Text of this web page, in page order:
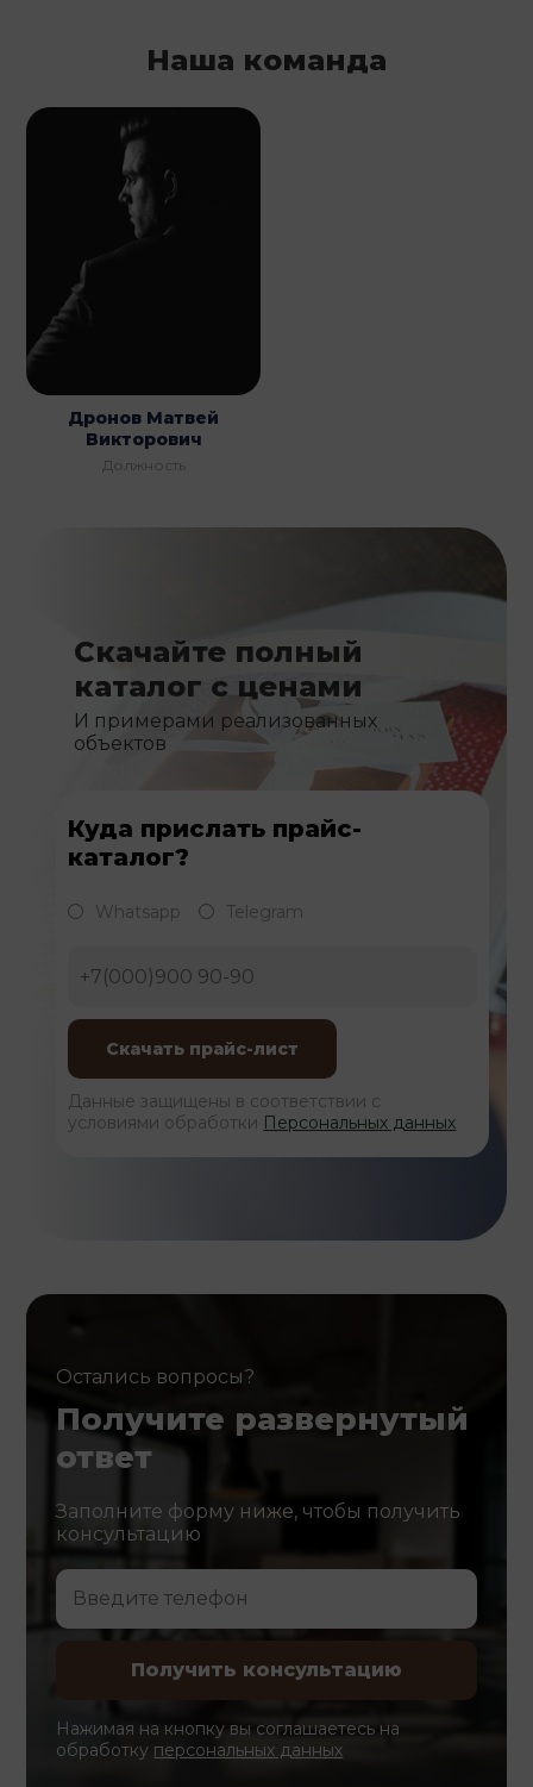
Наша команда
Дронов Матвей
Викторович
Должность
Скачайте полный
каталог с ценами
И примерами реализованных
объектов
Куда прислать прайс-
каталог?
Whatsapp Telegram
Данные защищены в соответствии с
условиями обработки Персональных данных
Остались вопросы?
Получите развернутый
ответ
Заполните форму ниже, чтобы получить
консультацию
Нажимая на кнопку вы соглашаетесь на
обработку персональных данных